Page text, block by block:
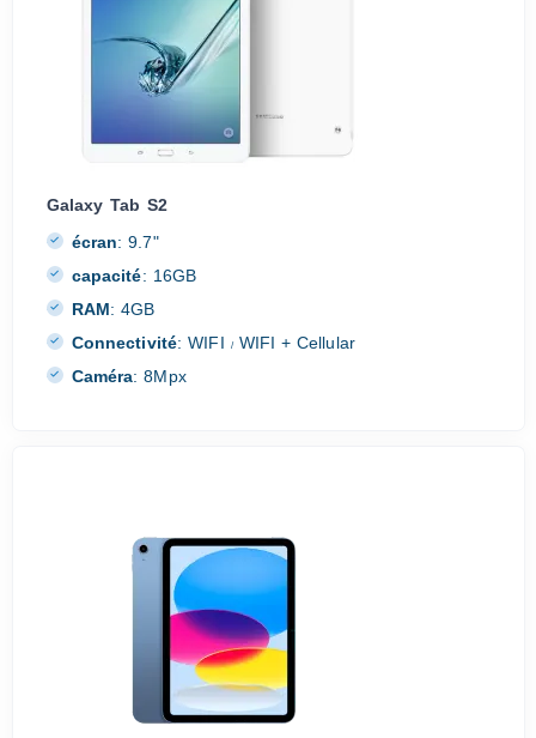
Galaxy Tab S2
écran: 9.7"
capacité: 16GB
RAM: 4GB
Connectivité: WIFI /WIFI + Cellular
Caméra: 8Mpx